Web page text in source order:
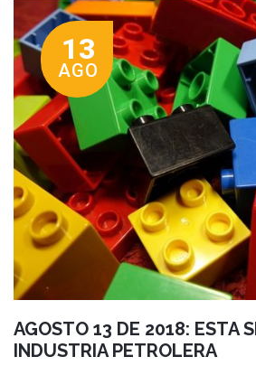
13
AGO
AGOSTO 13 DE 2018: ESTA
INDUSTRIA PETROLERA